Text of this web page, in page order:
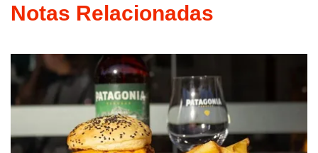
Notas Relacionadas